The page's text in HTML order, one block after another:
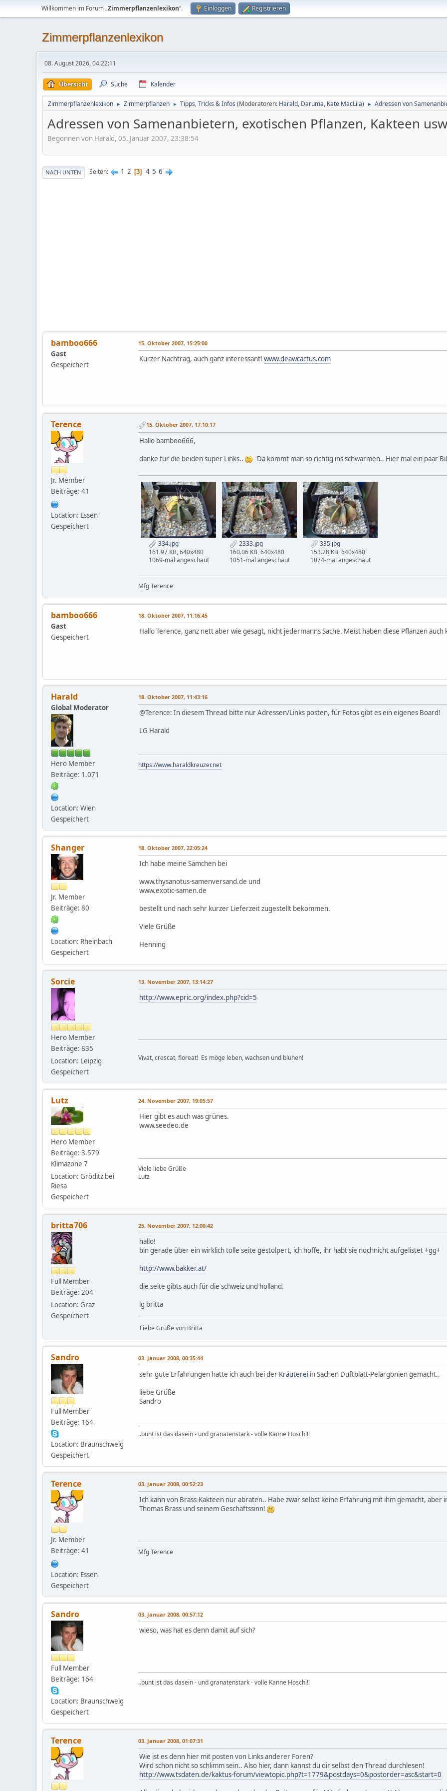
Willkommen im Forum „Zimmerpflanzenlexikon“. Einloggen Registrieren
Zimmerpflanzenlexikon
08. August 2026, 04:22:11
Übersicht Suche Kalender
Zimmerpflanzenlexikon ► Zimmerpflanzen ► Tipps, Tricks & Infos (Moderatoren: Harald, Daruma, Kate MacLila) ► Adressen von
Adressen von Samenanbietern, exotischen Pflanzen, Kakteen
Begonnen von Harald, 05. Januar 2007, 23:38:54
NACH UNTEN Seiten 1 2 3 4 5 6
bamboo666
Gast
Gespeichert
15. Oktober 2007, 15:25:00
Kurzer Nachtrag, auch ganz interessant! www.deawcactus.com
Terence
Jr. Member
Beiträge: 41
Location: Essen
Gespeichert
15. Oktober 2007, 17:10:17
Hallo bamboo666,
danke für die beiden super Links..
Da kommt man so richtig ins schwärmen.. Hier mal ein paar
334.jpg
161.97 KB, 640x480
1069-mal angeschaut
2333.jpg
160.06 KB, 640x480
1051-mal angeschaut
335.jpg
153.28 KB, 640x480
1074-mal angeschaut
Mfg Terence
bamboo666
Gast
Gespeichert
18. Oktober 2007, 11:16:45
Hallo Terence, ganz nett aber wie gesagt, nicht jedermanns Sache. Meist haben diese Pflanzen
Harald
Global Moderator
Hero Member
Beiträge: 1.071
Location: Wien
Gespeichert
18. Oktober 2007, 11:43:16
@Terence: In diesem Thread bitte nur Adressen/Links posten, für Fotos gibt es ein eigenes Board!
LG Harald
https://www.haraldkreuzer.net
Shanger
Jr. Member
Beiträge: 80
Location: Rheinbach
Gespeichert
18. Oktober 2007, 22:05:24
Ich habe meine Sämchen bei
www.thysanotus-samenversand.de und
www.exotic-samen.de
bestellt und nach sehr kurzer Lieferzeit zugestellt bekommen.
Viele Grüße
Henning
Sorcie
Hero Member
Beiträge: 835
Location: Leipzig
Gespeichert
13. November 2007, 13:14:27
http://www.epric.org/index.php?cid=5
Vivat, crescat, floreat! Es möge leben, wachsen und blühen!
Lutz
Hero Member
Beiträge: 3.579
Klimazone 7
Location: Gröditz bei
Riesa
Gespeichert
24. November 2007, 19:05:57
Hier gibt es auch was grünes.
www.seedeo.de
Viele liebe Grüße
Lutz
britta706
Full Member
Beiträge: 204
Location: Graz
Gespeichert
25. November 2007, 12:00:42
hallo!
bin gerade über ein wirklich tolle seite gestolpert, ich hoffe, ihr habt sie nochnicht aufgelistet +gg+
http://www.bakker.at/
die seite gibts auch für die schweiz und holland.
lg britta
Liebe Grüße von Britta
Sandro
Full Member
Beiträge: 164
Location: Braunschweig
Gespeichert
03. Januar 2008, 00:35:44
sehr gute Erfahrungen hatte ich auch bei der Kräuterei in Sachen Duftblatt-Pelargonien gemacht..
liebe Grüße
Sandro
..bunt ist das dasein - und granatenstark - volle Kanne Hoschi!!
Terence
Jr. Member
Beiträge: 41
Location: Essen
Gespeichert
03. Januar 2008, 00:52:23
Ich kann von Brass-Kakteen nur abraten.. Habe zwar selbst keine Erfahrung mit ihm gemacht, aber
Thomas Brass und seinem Geschäftssinn!
Mfg Terence
Sandro
Full Member
Beiträge: 164
Location: Braunschweig
Gespeichert
03. Januar 2008, 00:57:12
wieso, was hat es denn damit auf sich?
..bunt ist das dasein - und granatenstark - volle Kanne Hoschi!!
Terence 03. Januar 2008, 01:07:31
Wie ist es denn hier mit posten von Links anderer Foren?
Wird schon nicht so schlimm sein.. Also hier, dann kannst du dir selbst den Thread durchlesen!
http://www.tsdaten.de/kaktus-forum/viewtopic.php?t=1779&postdays=0&postorder=asc&start=0